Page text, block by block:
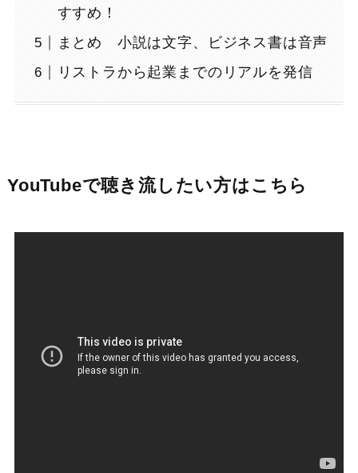
すすめ！
まとめ 小説は文字、ビジネス書は音声
リストラから起業までのリアルを発信
YouTubeで聴き流したい方はこちら